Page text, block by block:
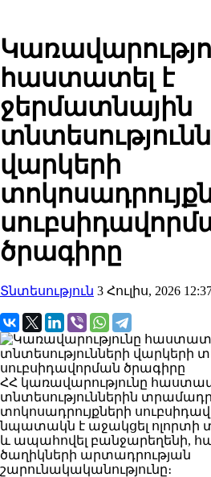
հաստատել է
ջերմատնային
վարկերի
ծրագիրը
Տնտեսություն 3 Հուլիս, 2026
ՀՀ կառավարությունը
տնտեսություններին
տոկոսադրույքների
նպատակն է աջակցել ոլորտի
և ապահովել բանջարեղենի,
ծաղիկների արտադրության
շարունակականությունը։